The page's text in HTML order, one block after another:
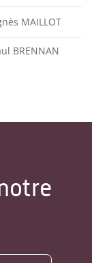
MAILLOT
BRENNAN